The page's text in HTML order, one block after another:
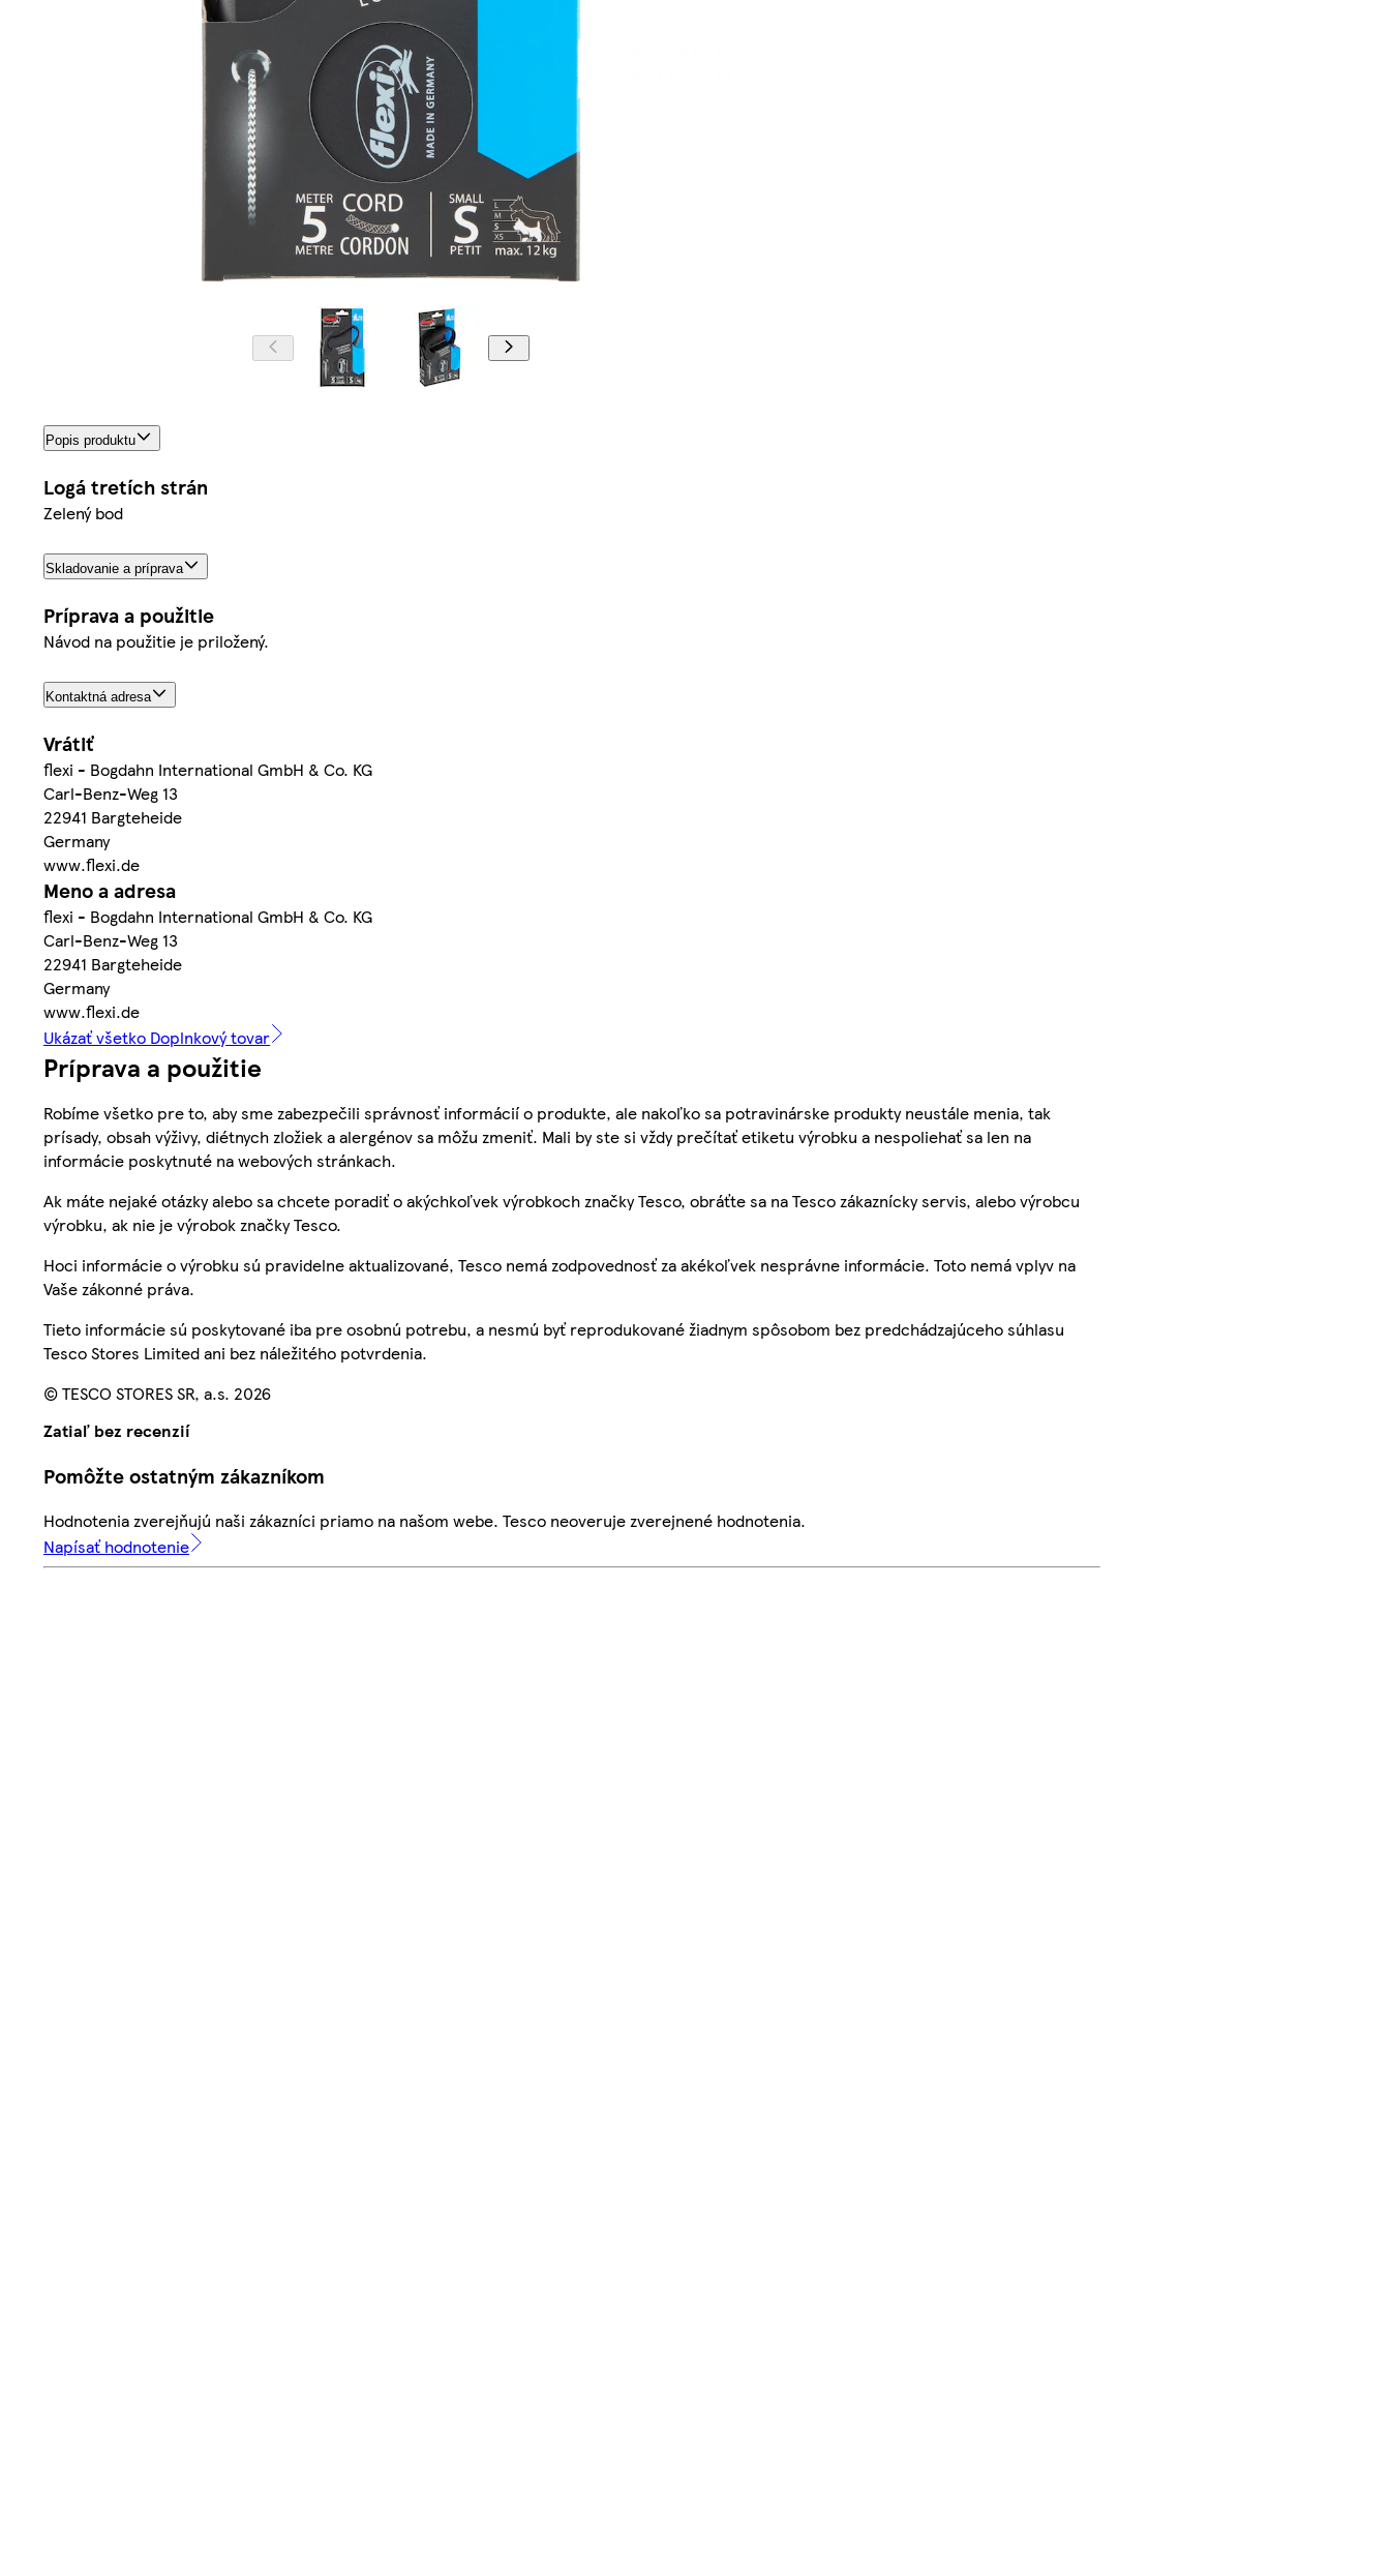
Popis produktu
Logá tretích strán
Zelený bod
Skladovanie a príprava
Príprava a použitie
Návod na použitie je priložený.
Kontaktná adresa
Vrátiť
flexi - Bogdahn International GmbH & Co. KG
Carl-Benz-Weg 13
22941 Bargteheide
Germany
www.flexi.de
Meno a adresa
flexi - Bogdahn International GmbH & Co. KG
Carl-Benz-Weg 13
22941 Bargteheide
Germany
www.flexi.de
Ukázať všetko Doplnkový tovar
Príprava a použitie
Robíme všetko pre to, aby sme zabezpečili správnosť informácií o produkte, ale nakoľko sa potravinárske produkty neustále menia, tak
prísady, obsah výživy, diétnych zložiek a alergénov sa môžu zmeniť. Mali by ste si vždy prečítať etiketu výrobku a nespoliehať sa len na
informácie poskytnuté na webových stránkach.
Ak máte nejaké otázky alebo sa chcete poradiť o akýchkoľvek výrobkoch značky Tesco, obráťte sa na Tesco zákaznícky servis, alebo výrobcu
výrobku, ak nie je výrobok značky Tesco.
Hoci informácie o výrobku sú pravidelne aktualizované, Tesco nemá zodpovednosť za akékoľvek nesprávne informácie. Toto nemá vplyv na
Vaše zákonné práva.
Tieto informácie sú poskytované iba pre osobnú potrebu, a nesmú byť reprodukované žiadnym spôsobom bez predchádzajúceho súhlasu
Tesco Stores Limited ani bez náležitého potvrdenia.
© TESCO STORES SR, a.s. 2026
Zatiaľ bez recenzií
Pomôžte ostatným zákazníkom
Hodnotenia zverejňujú naši zákazníci priamo na našom webe. Tesco neoveruje zverejnené hodnotenia.
Napísať hodnotenie